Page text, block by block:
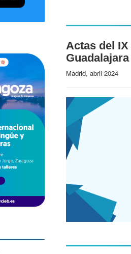
Actas del
Guadalajara
Madrid, abril 2024